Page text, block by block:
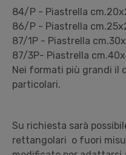
84/P - Piastrella
86/P - Piastrella
87/1P - Piastrella
87/3P- Piastrella
Nei formati più grandi il
particolari.
Su richiesta sarà
rettangolari o fuori